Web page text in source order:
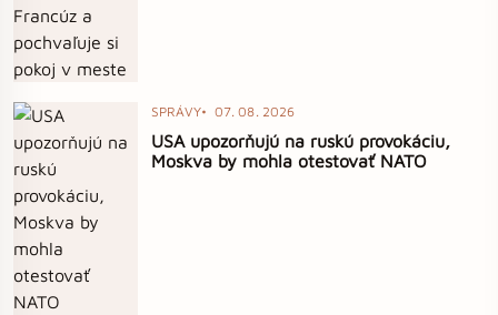
SPRÁVY 07. 08. 2026
USA upozorňujú na ruskú provokáciu,
Moskva by mohla otestovať NATO